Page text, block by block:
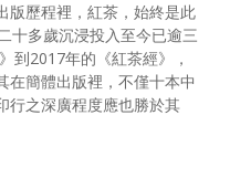
版歷程裡，紅茶，始終是此
多歲沉浸投入至今已逾三
到2017年的《紅茶經》，
在簡體出版裡，不僅十本中
行之深廣程度應也勝於其